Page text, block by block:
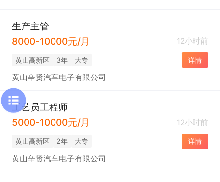
生产主管
8000-10000元/月
12小时前
黄山高新区 3年 大专 详情
黄山辛贤汽车电子有限公司
工艺员工程师
5000-10000元/月
12小时前
黄山高新区 2年 大专 详情
黄山辛贤汽车电子有限公司